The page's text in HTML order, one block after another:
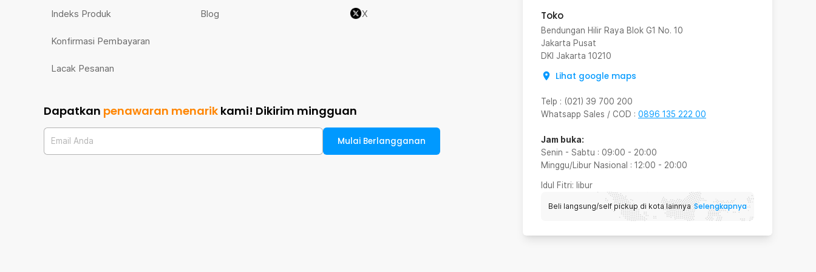
Toko
Bendungan Hilir Raya Blok G1 No. 10
Jakarta Pusat
DKI Jakarta 10210
Lihat google maps
Telp : (021) 39 700 200
Whatsapp Sales / COD : 0896 135 222 00
Jam buka:
Senin - Sabtu : 09:00 - 20:00
Minggu/Libur Nasional : 12:00 - 20:00
Idul Fitri: libur
Beli langsung/self pickup di kota lainnya Selengkapnya
Indeks Produk
Konfirmasi Pembayaran
Lacak Pesanan
Blog X
Dapatkan penawaran menarik kami! Dikirim mingguan
Email Anda Mulai Berlangganan